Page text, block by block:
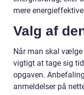
mere
Valg af
Når man skal
vigtigt at tage sig
opgaven.
anmeldelser på